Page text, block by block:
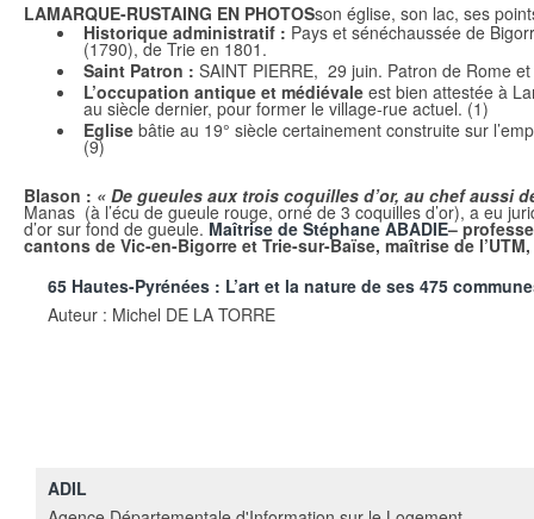
LAMARQUE-RUSTAING EN PHOTOSson église, son lac, ses
Historique administratif : Pays et sénéchaussée de
(1790), de Trie en 1801.
Saint Patron : SAINT PIERRE, 29 juin. Patron de Rome
L’occupation antique et médiévale est bien attestée à
au siècle dernier, pour former le village-rue actuel. (1)
Eglise bâtie au 19° siècle certainement construite sur
(9)
Blason : « De gueules aux trois coquilles d’or, au chef aussi
Manas (à l’écu de gueule rouge, orné de 3 coquilles d’or), a eu
d’or sur fond de gueule. Maîtrise de Stéphane ABADIE–
cantons de Vic-en-Bigorre et Trie-sur-Baïse, maîtrise de
65 Hautes-Pyrénées : L’art et la nature de ses 475
Auteur : Michel DE LA TORRE
ADIL